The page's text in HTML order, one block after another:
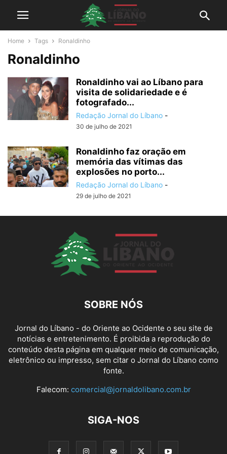
Home Tags Ronaldinho
Ronaldinho
Ronaldinho vai ao Líbano para
visita de solidariedade e é
fotografado...
Redação Jornal do Líbano -
30 de julho de 2021
Ronaldinho faz oração em
memória das vítimas das
explosões no porto...
Redação Jornal do Líbano -
29 de julho de 2021
SOBRE NÓS
Jornal do Líbano - do Oriente ao Ocidente o seu site de
notícias e entretenimento. É proibida a reprodução do
conteúdo desta página em qualquer meio de comunicação,
eletrônico ou impresso, sem citar o Jornal do Líbano como
fonte.
Falecom: comercial@jornaldolibano.com.br
SIGA-NOS